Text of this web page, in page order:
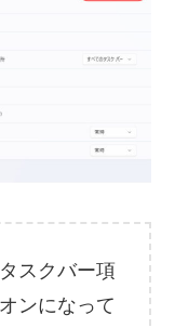
スクバー項
ンになって